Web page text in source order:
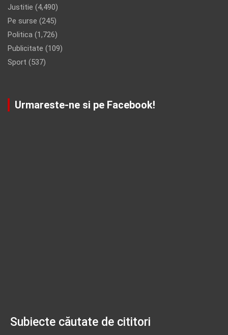
Justitie (4,490)
Pe surse (245)
Politica (1,726)
Publicitate (109)
Sport (537)
Urmareste-ne si pe Facebook!
Subiecte căutate de cititori